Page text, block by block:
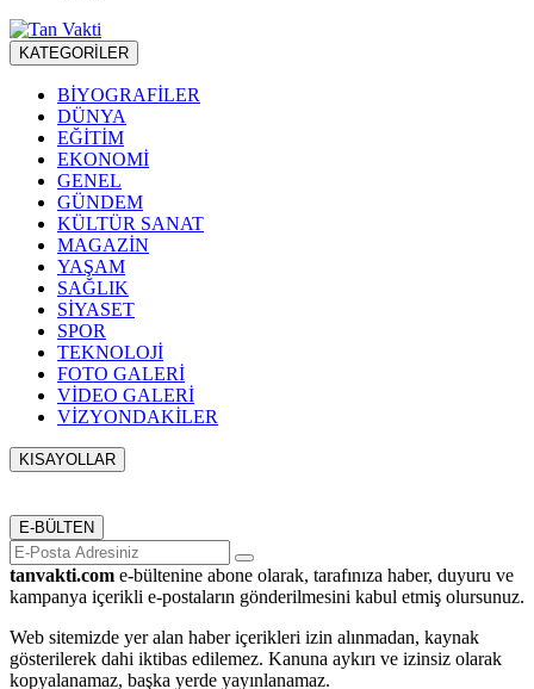
KATEGORİLER
BİYOGRAFİLER
DÜNYA
EĞİTİM
EKONOMİ
GENEL
GÜNDEM
KÜLTÜR SANAT
MAGAZİN
YAŞAM
SAĞLIK
SİYASET
SPOR
TEKNOLOJİ
FOTO GALERİ
VİDEO GALERİ
VİZYONDAKİLER
KISAYOLLAR
E-BÜLTEN
tanvakti.com e-bültenine abone olarak, tarafınıza haber, duyuru ve
kampanya içerikli e-postaların gönderilmesini kabul etmiş olursunuz.
Web sitemizde yer alan haber içerikleri izin alınmadan, kaynak
gösterilerek dahi iktibas edilemez. Kanuna aykırı ve izinsiz olarak
kopyalanamaz, başka yerde yayınlanamaz.